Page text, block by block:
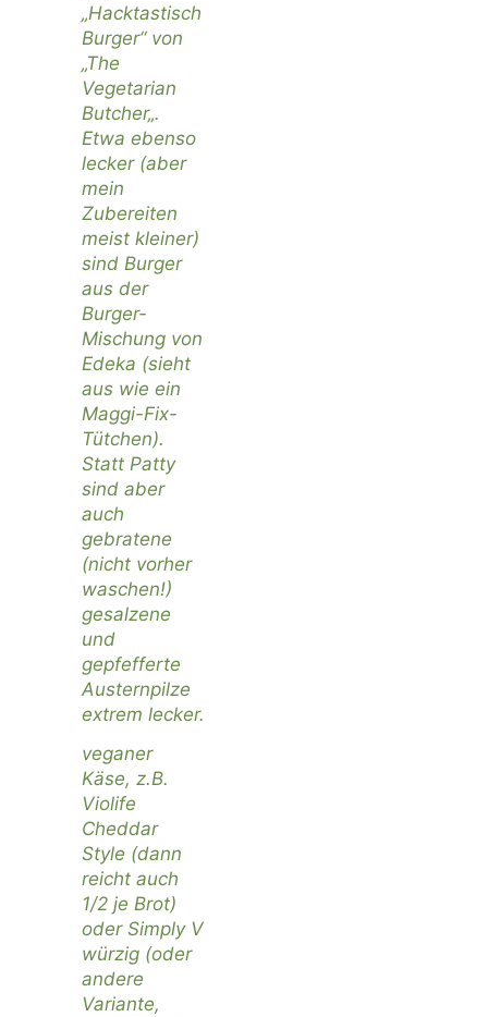
„Hacktastisch
Burger“ von
„The
Vegetarian
Butcher„.
Etwa ebenso
lecker (aber
mein
Zubereiten
meist kleiner)
sind Burger
aus der
Burger-
Mischung von
Edeka (sieht
aus wie ein
Maggi-Fix-
Tütchen).
Statt Patty
sind aber
auch
gebratene
(nicht vorher
waschen!)
gesalzene
und
gepfefferte
Austernpilze
extrem lecker.
veganer
Käse, z.B.
Violife
Cheddar
Style (dann
reicht auch
1/2 je Brot)
oder Simply V
würzig (oder
andere
Variante,